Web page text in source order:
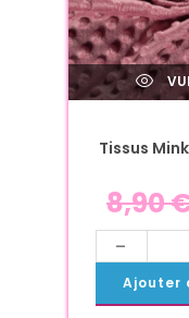
Tissus
8,90
-
Ajouter